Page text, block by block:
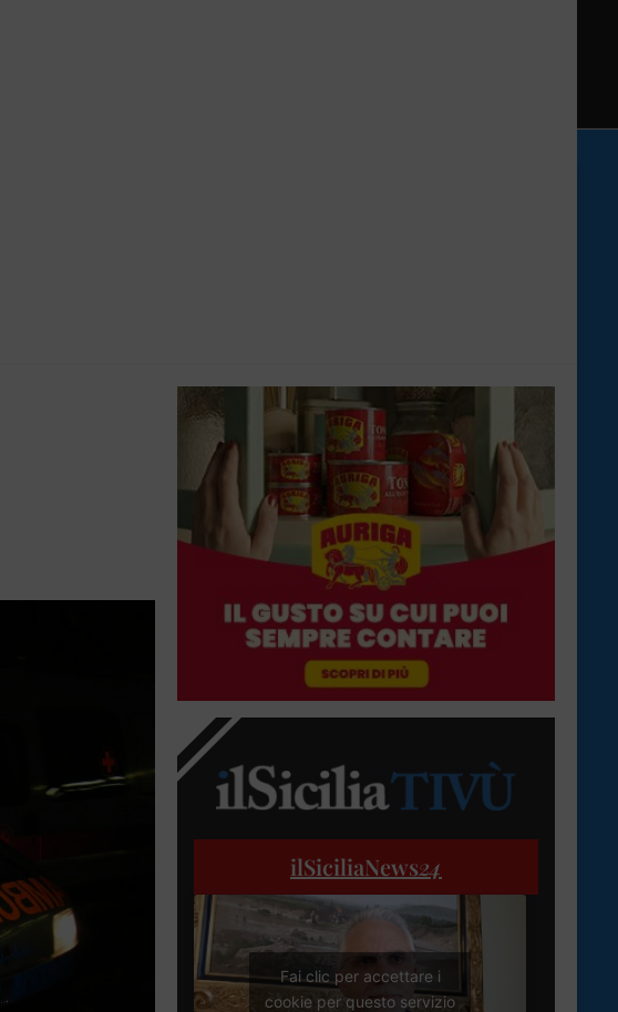
ilSiciliaNews24
Fai clic per accettare i
cookie per questo servizio